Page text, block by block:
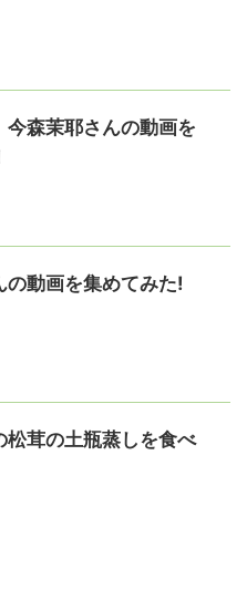
森茉耶さんの動画を
の動画を集めてみた!
松茸の土瓶蒸しを食べ